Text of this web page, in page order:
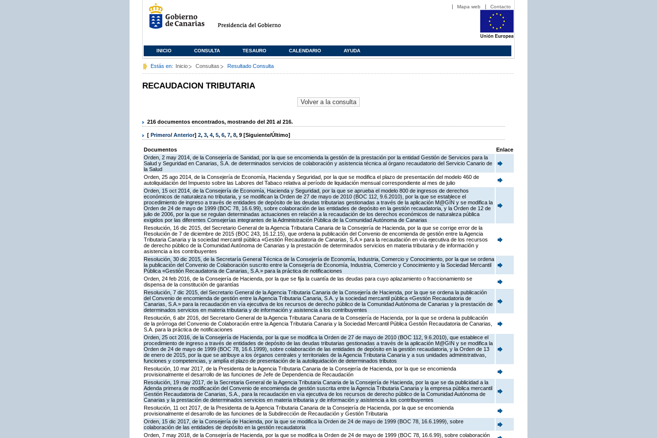
Mapa web Contacto
INICIO CONSULTA TESAURO CALENDARIO AYUDA
Estás en: Inicio Consultas Resultado Consulta
RECAUDACION TRIBUTARIA
216 documentos encontrados, mostrando del 201 al 216.
[ Primero/ Anterior] 2, 3, 4, 5, 6, 7, 8, 9 [Siguiente/Último]
Documentos
Enlace
Orden, 2 may 2014, de la Consejería de Sanidad, por la que se encomienda la gestión de la prestación por la entidad Gestión de Servicios para la
Salud y Seguridad en Canarias, S.A. de determinados servicios de colaboración y asistencia técnica al órgano recaudatorio del Servicio Canario de
la Salud
Orden, 25 ago 2014, de la Consejería de Economía, Hacienda y Seguridad, por la que se modifica el plazo de presentación del modelo 460 de
autoliquidación del Impuesto sobre las Labores del Tabaco relativa al período de liquidación mensual correspondiente al mes de julio
Orden, 15 oct 2014, de la Consejería de Economía, Hacienda y Seguridad, por la que se aprueba el modelo 800 de ingresos de derechos
económicos de naturaleza no tributaria, y se modifican la Orden de 27 de mayo de 2010 (BOC 112, 9.6.2010), por la que se establece el
procedimiento de ingreso a través de entidades de depósito de las deudas tributarias gestionadas a través de la aplicación M@GÍN y se modifica la
Orden de 24 de mayo de 1999 (BOC 78, 16.6.99), sobre colaboración de las entidades de depósito en la gestión recaudatoria, y la Orden de 12 de
julio de 2006, por la que se regulan determinadas actuaciones en relación a la recaudación de los derechos económicos de naturaleza pública
exigidos por las diferentes Consejerías integrantes de la Administración Pública de la Comunidad Autónoma de Canarias
Resolución, 16 dic 2015, del Secretario General de la Agencia Tributaria Canaria de la Consejería de Hacienda, por la que se corrige error de la
Resolución de 7 de diciembre de 2015 (BOC 243, 16.12.15), que ordena la publicación del Convenio de encomienda de gestión entre la Agencia
Tributaria Canaria y la sociedad mercantil pública «Gestión Recaudatoria de Canarias, S.A.» para la recaudación en vía ejecutiva de los recursos
de derecho público de la Comunidad Autónoma de Canarias y la prestación de determinados servicios en materia tributaria y de información y
asistencia a los contribuyentes
Resolución, 30 dic 2015, de la Secretaría General Técnica de la Consejería de Economía, Industria, Comercio y Conocimiento, por la que se ordena
la publicación del Convenio de Colaboración suscrito entre la Consejería de Economía, Industria, Comercio y Conocimiento y la Sociedad Mercantil
Pública «Gestión Recaudatoria de Canarias, S.A.» para la práctica de notificaciones
Orden, 24 feb 2016, de la Consejería de Hacienda, por la que se fija la cuantía de las deudas para cuyo aplazamiento o fraccionamiento se
dispensa de la constitución de garantías
Resolución, 7 dic 2015, del Secretario General de la Agencia Tributaria Canaria de la Consejería de Hacienda, por la que se ordena la publicación
del Convenio de encomienda de gestión entre la Agencia Tributaria Canaria, S.A. y la sociedad mercantil pública «Gestión Recaudatoria de
Canarias, S.A.» para la recaudación en vía ejecutiva de los recursos de derecho público de la Comunidad Autónoma de Canarias y la prestación de
determinados servicios en materia tributaria y de información y asistencia a los contribuyentes
Resolución, 6 abr 2016, del Secretario General de la Agencia Tributaria Canaria de la Consejería de Hacienda, por la que se ordena la publicación
de la prórroga del Convenio de Colaboración entre la Agencia Tributaria Canaria y la Sociedad Mercantil Pública Gestión Recaudatoria de Canarias,
S.A. para la práctica de notificaciones
Orden, 25 oct 2016, de la Consejería de Hacienda, por la que se modifica la Orden de 27 de mayo de 2010 (BOC 112, 9.6.2010), que establece el
procedimiento de ingreso a través de entidades de depósito de las deudas tributarias gestionadas a través de la aplicación M@GIN y se modifica la
Orden de 24 de mayo de 1999 (BOC 78, 16.6.1999), sobre colaboración de las entidades de depósito en la gestión recaudatoria, y la Orden de 13
de enero de 2015, por la que se atribuye a los órganos centrales y territoriales de la Agencia Tributaria Canaria y a sus unidades administrativas,
funciones y competencias, y amplía el plazo de presentación de la autoliquidación de determinados tributos
Resolución, 10 mar 2017, de la Presidenta de la Agencia Tributaria Canaria de la Consejería de Hacienda, por la que se encomienda
provisionalmente el desarrollo de las funciones de Jefe de Dependencia de Recaudación
Resolución, 19 may 2017, de la Secretaria General de la Agencia Tributaria Canaria de la Consejería de Hacienda, por la que se da publicidad a la
Adenda primera de modificación del Convenio de encomienda de gestión suscrita entre la Agencia Tributaria Canaria y la empresa pública mercantil
Gestión Recaudatoria de Canarias, S.A., para la recaudación en vía ejecutiva de los recursos de derecho público de la Comunidad Autónoma de
Canarias y la prestación de determinados servicios en materia tributaria y de información y asistencia a los contribuyentes
Resolución, 11 oct 2017, de la Presidenta de la Agencia Tributaria Canaria de la Consejería de Hacienda, por la que se encomienda
provisionalmente el desarrollo de las funciones de la Subdirección de Recaudación y Gestión Tributaria
Orden, 15 dic 2017, de la Consejería de Hacienda, por la que se modifica la Orden de 24 de mayo de 1999 (BOC 78, 16.6.1999), sobre
colaboración de las entidades de depósito en la gestión recaudatoria
Orden, 7 may 2018, de la Consejería de Hacienda, por la que se modifica la Orden de 24 de mayo de 1999 (BOC 78, 16.6.99), sobre colaboración